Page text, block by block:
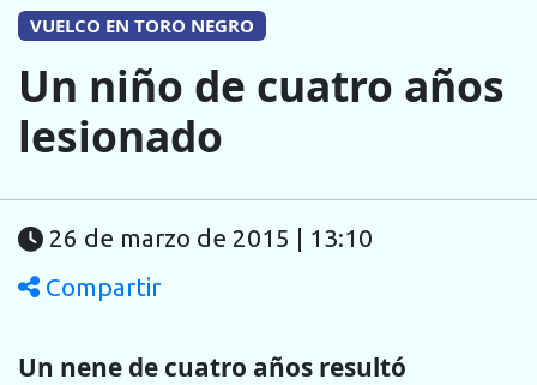
VUELCO EN TORO NEGRO
Un niño de cuatro años
lesionado
26 de marzo de 2015 | 13:10
Compartir
Un nene de cuatro años resultó